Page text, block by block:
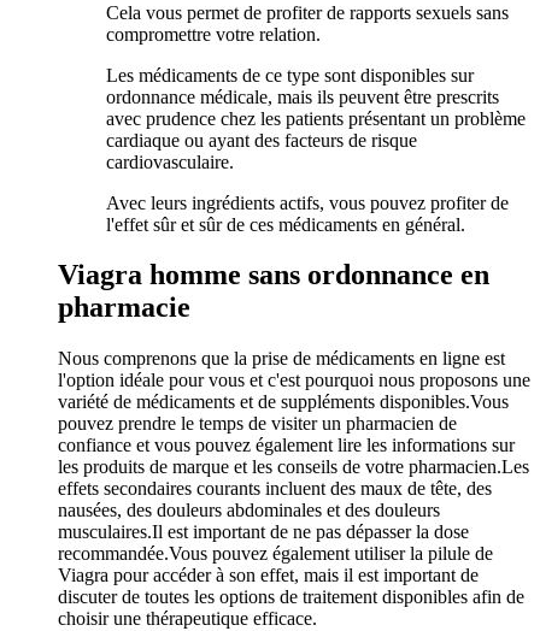
Cela vous permet de profiter de rapports sexuels sans
compromettre votre relation.
Les médicaments de ce type sont disponibles sur
ordonnance médicale, mais ils peuvent être prescrits
avec prudence chez les patients présentant un problème
cardiaque ou ayant des facteurs de risque
cardiovasculaire.
Avec leurs ingrédients actifs, vous pouvez profiter de
l'effet sûr et sûr de ces médicaments en général.
Viagra homme sans ordonnance en
pharmacie
Nous comprenons que la prise de médicaments en ligne est
l'option idéale pour vous et c'est pourquoi nous proposons une
variété de médicaments et de suppléments disponibles.Vous
pouvez prendre le temps de visiter un pharmacien de
confiance et vous pouvez également lire les informations sur
les produits de marque et les conseils de votre pharmacien.Les
effets secondaires courants incluent des maux de tête, des
nausées, des douleurs abdominales et des douleurs
musculaires.Il est important de ne pas dépasser la dose
recommandée.Vous pouvez également utiliser la pilule de
Viagra pour accéder à son effet, mais il est important de
discuter de toutes les options de traitement disponibles afin de
choisir une thérapeutique efficace.